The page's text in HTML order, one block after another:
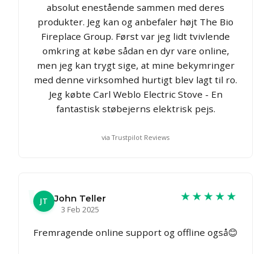
absolut enestående sammen med deres
produkter. Jeg kan og anbefaler højt The Bio
Fireplace Group. Først var jeg lidt tvivlende
omkring at købe sådan en dyr vare online,
men jeg kan trygt sige, at mine bekymringer
med denne virksomhed hurtigt blev lagt til ro.
Jeg købte Carl Weblo Electric Stove - En
fantastisk støbejerns elektrisk pejs.
via Trustpilot Reviews
JT
John Teller
3 Feb 2025
★★★★★
Fremragende online support og offline også😊